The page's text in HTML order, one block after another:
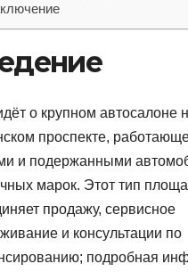
о крупном автосалоне
проспекте,
и подержанными
марок. Этот тип
продажу, сервисное
и консультации по
подробная